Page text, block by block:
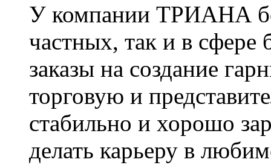
У компании ТРИАНА
частных, так и в сфере
заказы на создание
торговую и
стабильно и хорошо
делать карьеру в